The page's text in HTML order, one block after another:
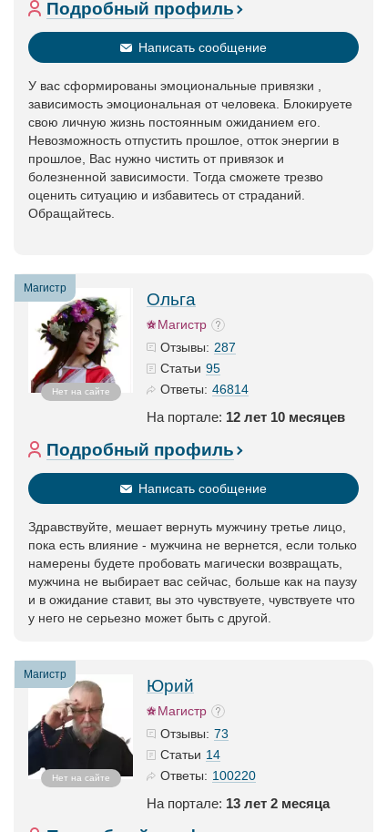
Подробный профиль
Написать сообщение
У вас сформированы эмоциональные привязки ,
зависимость эмоциональная от человека. Блокируете
свою личную жизнь постоянным ожиданием его.
Невозможность отпустить прошлое, отток энергии в
прошлое, Вас нужно чистить от привязок и
болезненной зависимости. Тогда сможете трезво
оценить ситуацию и избавитесь от страданий.
Обращайтесь.
Магистр
Нет на сайте
Ольга
Магистр
Отзывы: 287
Статьи 95
Ответы: 46814
На портале: 12 лет 10 месяцев
Подробный профиль
Написать сообщение
Здравствуйте, мешает вернуть мужчину третье лицо,
пока есть влияние - мужчина не вернется, если только
намерены будете пробовать магически возвращать,
мужчина не выбирает вас сейчас, больше как на паузу
и в ожидание ставит, вы это чувствуете, чувствуете что
у него не серьезно может быть с другой.
Магистр
Нет на сайте
Юрий
Магистр
Отзывы: 73
Статьи 14
Ответы: 100220
На портале: 13 лет 2 месяца